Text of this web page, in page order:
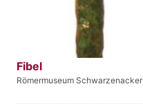
Fibel
Römermuseum Schwarzenacker